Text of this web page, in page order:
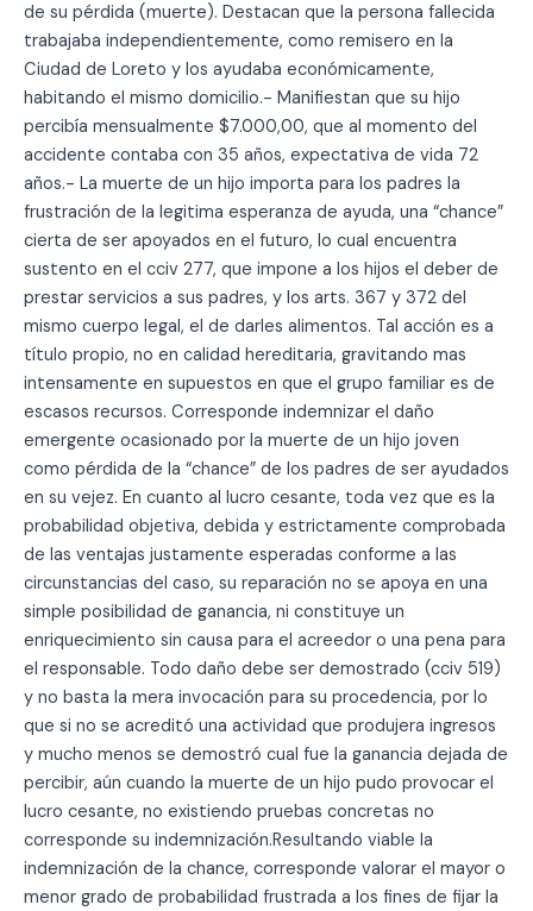
de su pérdida (muerte). Destacan que la persona fallecida
trabajaba independientemente, como remisero en la
Ciudad de Loreto y los ayudaba económicamente,
habitando el mismo domicilio.- Manifiestan que su hijo
percibía mensualmente $7.000,00, que al momento del
accidente contaba con 35 años, expectativa de vida 72
años.- La muerte de un hijo importa para los padres la
frustración de la legitima esperanza de ayuda, una “chance”
cierta de ser apoyados en el futuro, lo cual encuentra
sustento en el cciv 277, que impone a los hijos el deber de
prestar servicios a sus padres, y los arts. 367 y 372 del
mismo cuerpo legal, el de darles alimentos. Tal acción es a
título propio, no en calidad hereditaria, gravitando mas
intensamente en supuestos en que el grupo familiar es de
escasos recursos. Corresponde indemnizar el daño
emergente ocasionado por la muerte de un hijo joven
como pérdida de la “chance” de los padres de ser ayudados
en su vejez. En cuanto al lucro cesante, toda vez que es la
probabilidad objetiva, debida y estrictamente comprobada
de las ventajas justamente esperadas conforme a las
circunstancias del caso, su reparación no se apoya en una
simple posibilidad de ganancia, ni constituye un
enriquecimiento sin causa para el acreedor o una pena para
el responsable. Todo daño debe ser demostrado (cciv 519)
y no basta la mera invocación para su procedencia, por lo
que si no se acreditó una actividad que produjera ingresos
y mucho menos se demostró cual fue la ganancia dejada de
percibir, aún cuando la muerte de un hijo pudo provocar el
lucro cesante, no existiendo pruebas concretas no
corresponde su indemnización.Resultando viable la
indemnización de la chance, corresponde valorar el mayor o
menor grado de probabilidad frustrada a los fines de fijar la